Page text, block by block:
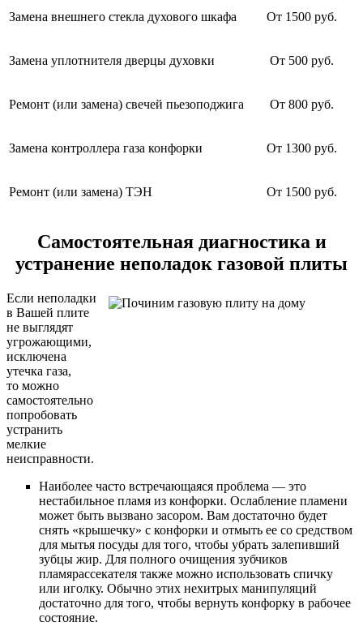
Замена внешнего стекла духового шкафа От 1500 руб.
Замена уплотнителя дверцы духовки От 500 руб.
Ремонт (или замена) свечей пьезоподжига От 800 руб.
Замена контроллера газа конфорки От 1300 руб.
Ремонт (или замена) ТЭН От 1500 руб.
Самостоятельная диагностика и
устранение неполадок газовой плиты
Если неполадки
в Вашей плите
не выглядят
угрожающими,
исключена
утечка газа,
то можно
самостоятельно
попробовать
устранить
мелкие
неисправности.
Наиболее часто встречающаяся проблема — это
нестабильное пламя из конфорки. Ослабление пламени
может быть вызвано засором. Вам достаточно будет
снять «крышечку» с конфорки и отмыть ее со средством
для мытья посуды для того, чтобы убрать залепивший
зубцы жир. Для полного очищения зубчиков
пламярассекателя также можно использовать спичку
или иголку. Обычно этих нехитрых манипуляций
достаточно для того, чтобы вернуть конфорку в рабочее
состояние.